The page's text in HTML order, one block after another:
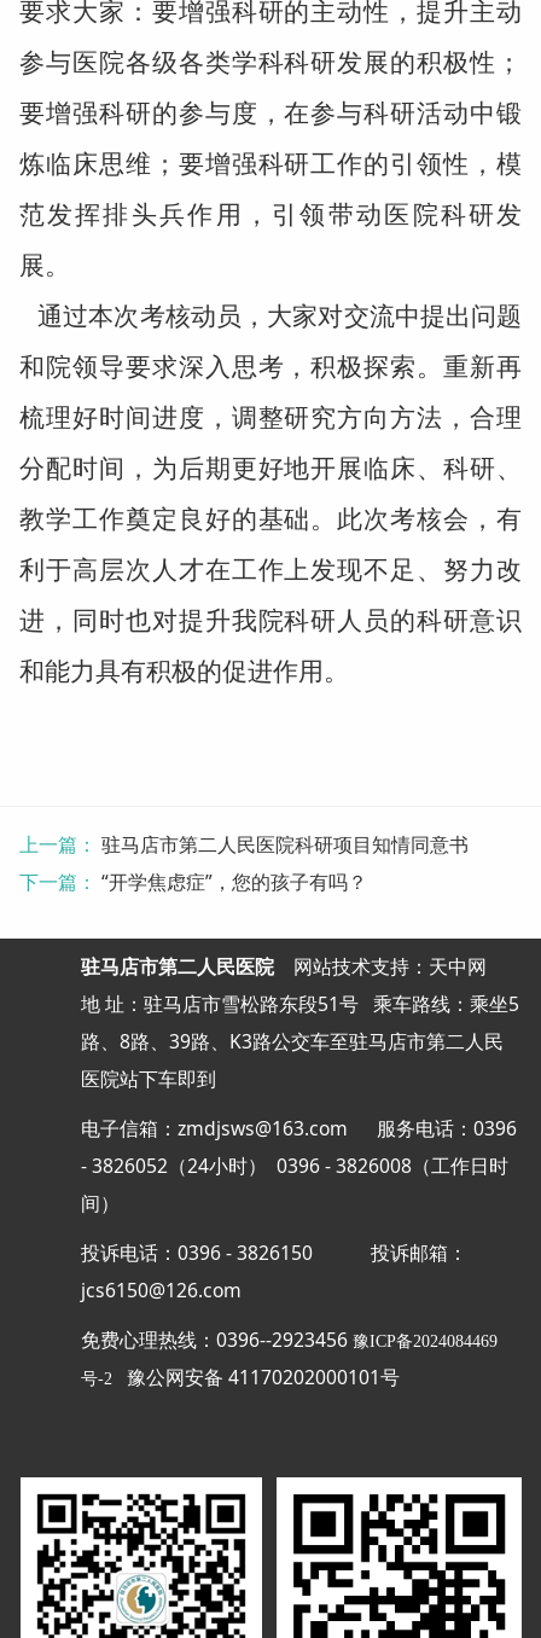
要求大家：要增强科研的主动性，提升主动
参与医院各级各类学科科研发展的积极性；
要增强科研的参与度，在参与科研活动中锻
炼临床思维；要增强科研工作的引领性，模
范发挥排头兵作用，引领带动医院科研发
展。
通过本次考核动员，大家对交流中提出问题
和院领导要求深入思考，积极探索。重新再
梳理好时间进度，调整研究方向方法，合理
分配时间，为后期更好地开展临床、科研、
教学工作奠定良好的基础。此次考核会，有
利于高层次人才在工作上发现不足、努力改
进，同时也对提升我院科研人员的科研意识
和能力具有积极的促进作用。
上一篇： 驻马店市第二人民医院科研项目知情同意书
下一篇： “开学焦虑症”，您的孩子有吗？
驻马店市第二人民医院 网站技术支持：天中网
地 址：驻马店市雪松路东段51号 乘车路线：乘坐5
路、8路、39路、K3路公交车至驻马店市第二人民
医院站下车即到
电子信箱：zmdjsws@163.com 服务电话：0396
- 3826052（24小时） 0396 - 3826008（工作日时
间）
投诉电话：0396 - 3826150投诉邮箱：
jcs6150@126.com
免费心理热线：0396--2923456 豫ICP备2024084469
号-2 豫公网安备 41170202000101号